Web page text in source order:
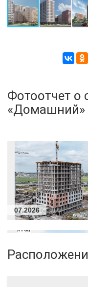
Фотоотчет о
«Домашний»
07.2026